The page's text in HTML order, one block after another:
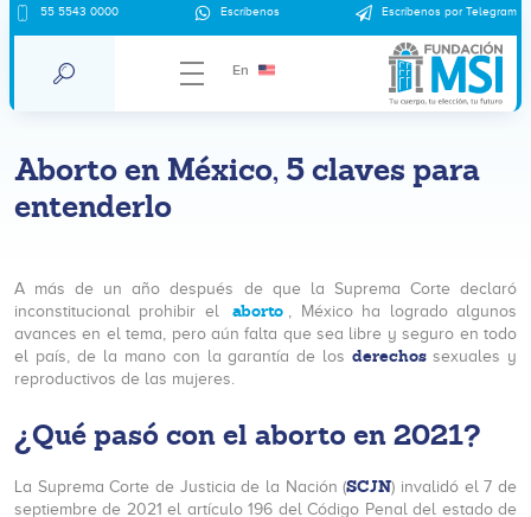
55 5543 0000 Escríbenos Escríbenos por Telegram
En
Aborto en México, 5 claves para
entenderlo
A más de un año después de que la Suprema Corte declaró
inconstitucional prohibir el
aborto , México ha logrado algunos
avances en el tema, pero aún falta que sea libre y seguro en todo
el país, de la mano con la garantía de losderechossexuales y
reproductivos de las mujeres.
¿Qué pasó con el aborto en 2021?
La Suprema Corte de Justicia de la Nación (SCJN) invalidó el 7 de
septiembre de 2021 el artículo 196 del Código Penal del estado de